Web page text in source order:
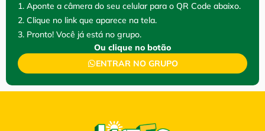
1. Aponte a câmera do seu celular para o QR Code abaixo.
2. Clique no link que aparece na tela.
3. Pronto! Você já está no grupo.
Ou clique no botão
ENTRAR NO GRUPO